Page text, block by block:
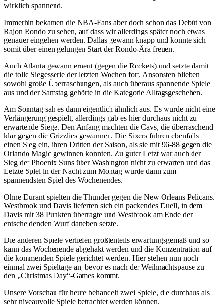
wirklich spannend.
Immerhin bekamen die NBA-Fans aber doch schon das Debüt von
Rajon Rondo zu sehen, auf dass wir allerdings später noch etwas
genauer eingehen werden. Dallas gewann knapp und konnte sich
somit über einen gelungen Start der Rondo-Ära freuen.
Auch Atlanta gewann erneut (gegen die Rockets) und setzte damit
die tolle Siegesserie der letzten Wochen fort. Ansonsten blieben
sowohl große Überraschungen, als auch überaus spannende Spiele
aus und der Samstag gehörte in die Kategorie Alltagsgeschehen.
Am Sonntag sah es dann eigentlich ähnlich aus. Es wurde nicht eine
Verlängerung gespielt, allerdings gab es hier durchaus nicht zu
erwartende Siege. Den Anfang machten die Cavs, die überraschend
klar gegen die Grizzlies gewannen. Die Sixers fuhren ebenfalls
einen Sieg ein, ihren Dritten der Saison, als sie mit 96-88 gegen die
Orlando Magic gewinnen konnten. Zu guter Letzt war auch der
Sieg der Phoenix Suns über Washington nicht zu erwarten und das
Letzte Spiel in der Nacht zum Montag wurde dann zum
spannendsten Spiel des Wochenendes.
Ohne Durant spielten die Thunder gegen die New Orleans Pelicans.
Westbrook und Davis lieferten sich ein packendes Duell, in dem
Davis mit 38 Punkten überragte und Westbrook am Ende den
entscheidenden Wurf daneben setzte.
Die anderen Spiele verliefen größtenteils erwartungsgemäß und so
kann das Wochenende abgehakt werden und die Konzentration auf
die kommenden Spiele gerichtet werden. Hier stehen nun noch
einmal zwei Spieltage an, bevor es nach der Weihnachtspause zu
den „Christmas Day“-Games kommt.
Unsere Vorschau für heute behandelt zwei Spiele, die durchaus als
sehr niveauvolle Spiele betrachtet werden können.